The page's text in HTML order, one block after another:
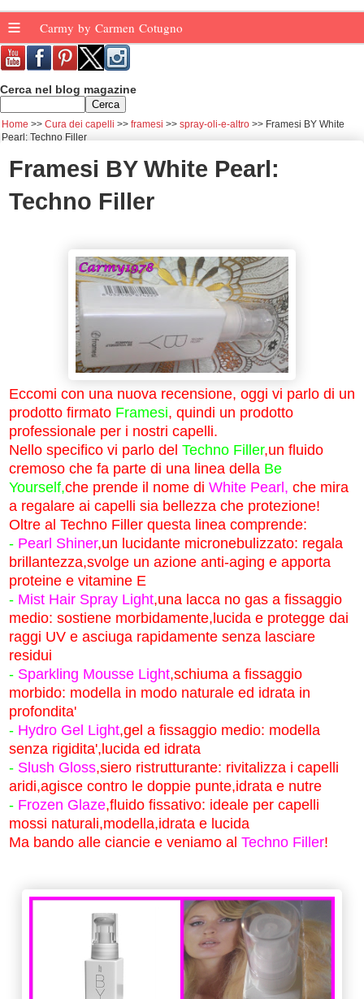
≡ Carmy by Carmen Cotugno
Cerca nel blog magazine
Home Cura dei capelli framesi spray-oli-e-altro
Framesi BY White
Pearl: Techno Filler
Framesi BY White Pearl:
Techno Filler
Eccomi con una nuova recensione, oggi vi parlo di un
prodotto firmato Framesi, quindi un prodotto
professionale per i nostri capelli.
Nello specifico vi parlo del Techno Filler,un fluido
cremoso che fa parte di una linea della Be
Yourself,che prende il nome di White Pearl, che mira
a regalare ai capelli sia bellezza che protezione!
Oltre al Techno Filler questa linea comprende:
- Pearl Shiner,un lucidante micronebulizzato: regala
brillantezza,svolge un azione anti-aging e apporta
proteine e vitamine E
- Mist Hair Spray Light,una lacca no gas a fissaggio
medio: sostiene morbidamente,lucida e protegge dai
raggi UV e asciuga rapidamente senza lasciare
residui
- Sparkling Mousse Light,schiuma a fissaggio
morbido: modella in modo naturale ed idrata in
profondita'
- Hydro Gel Light,gel a fissaggio medio: modella
senza rigidita',lucida ed idrata
- Slush Gloss,siero ristrutturante: rivitalizza i capelli
aridi,agisce contro le doppie punte,idrata e nutre
- Frozen Glaze,fluido fissativo: ideale per capelli
mossi naturali,modella,idrata e lucida
Ma bando alle ciancie e veniamo al Techno Filler!